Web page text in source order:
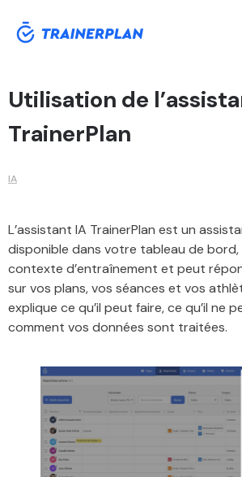
Utilisation de
TrainerPlan
IA
L’assistant IA TrainerPlan est un
disponible dans votre tableau de
contexte d’entraînement et peut
sur vos plans, vos séances et vos
explique ce qu’il peut faire, ce qu’il ne
comment vos données sont traitées.